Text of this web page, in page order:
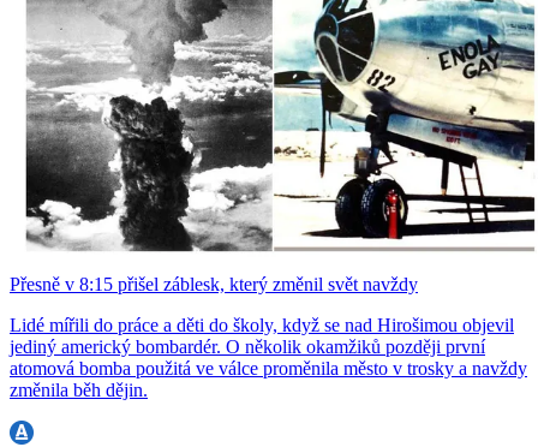
Přesně v 8:15 přišel záblesk, který změnil svět navždy
Lidé mířili do práce a děti do školy, když se nad Hirošimou objevil
jediný americký bombardér. O několik okamžiků později první
atomová bomba použitá ve válce proměnila město v trosky a navždy
změnila běh dějin.